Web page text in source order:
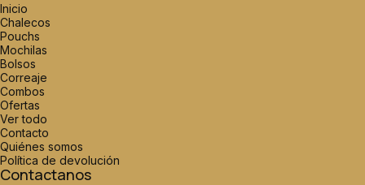
Inicio
Chalecos
Pouchs
Mochilas
Bolsos
Correaje
Combos
Ofertas
Ver todo
Contacto
Quiénes somos
Política de devolución
Contactanos